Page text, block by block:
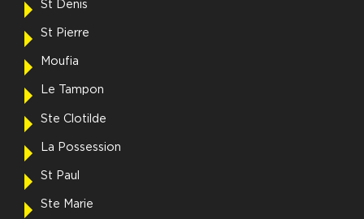
St Denis
St Pierre
Moufia
Le Tampon
Ste Clotilde
La Possession
St Paul
Ste Marie